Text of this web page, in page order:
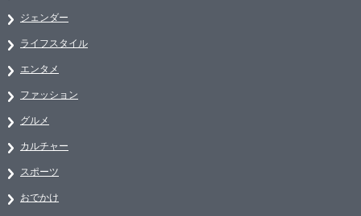
ジェンダー
ライフスタイル
エンタメ
ファッション
グルメ
カルチャー
スポーツ
おでかけ